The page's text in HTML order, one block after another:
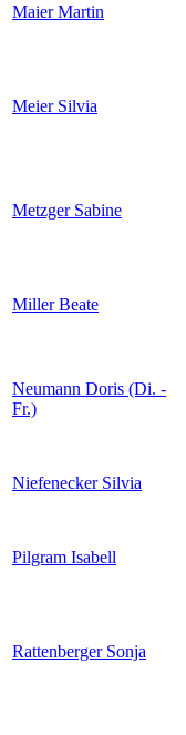
Maier Martin
Meier Silvia
Metzger Sabine
Miller Beate
Neumann Doris (Di. -
Fr.)
Niefenecker Silvia
Pilgram Isabell
Rattenberger Sonja